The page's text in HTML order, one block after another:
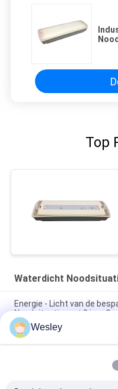
Top
Waterdicht
Energie - Licht van de
Noodsituatie met 3 jaar
5W IP65 waterdicht LED
25000 uur levensduur
Groothandel Plafond
Wesley